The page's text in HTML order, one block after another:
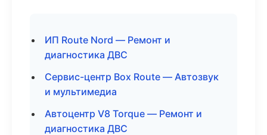
ИП Route Nord — Ремонт и
диагностика ДВС
Сервис-центр Box Route — Автозвук
и мультимедиа
Автоцентр V8 Torque — Ремонт и
диагностика ДВС